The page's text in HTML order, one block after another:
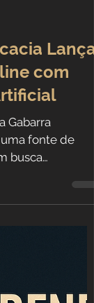
Lança
Gabarra
busca
e